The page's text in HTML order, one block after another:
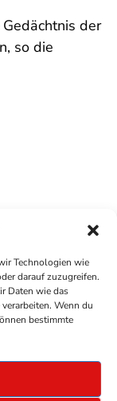
Technologien wie
darauf zuzugreifen.
Daten wie das
Wenn du
bestimmte
der
so die